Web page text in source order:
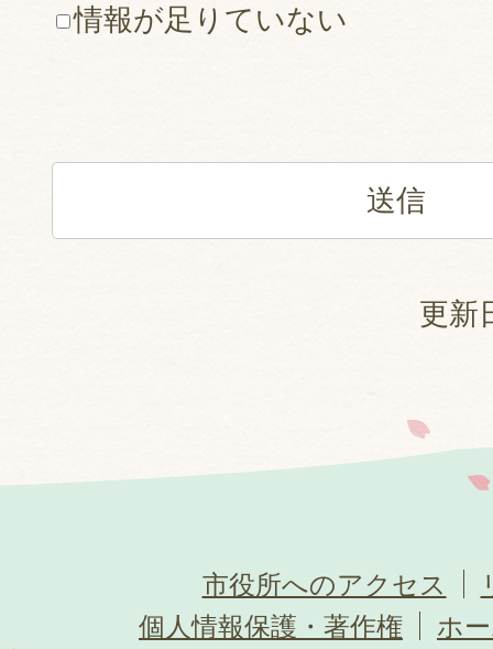
情報が足りていない
更新
市役所へのアクセス
個人情報保護・著作権
ホ